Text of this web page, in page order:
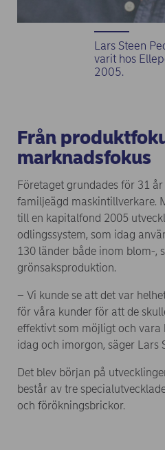
Lars Steen
varit hos
2005.
Från
marknadsfokus
Företaget grundades för 31
familjeägd maskintillverkare.
till en kapitalfond 2005
odlingssystem, som idag
130 länder både inom blom-,
grönsaksproduktion.
– Vi kunde se att det var
för våra kunder för att de
effektivt som möjligt och
idag och imorgon, säger Lars
Det blev början på
består av tre
och förökningsbrickor.